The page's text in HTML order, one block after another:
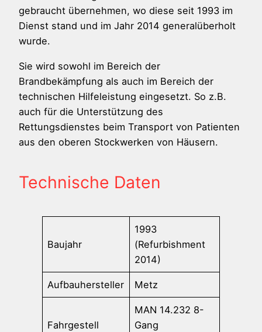
gebraucht übernehmen, wo diese seit 1993 im
Dienst stand und im Jahr 2014 generalüberholt
wurde.
Sie wird sowohl im Bereich der
Brandbekämpfung als auch im Bereich der
technischen Hilfeleistung eingesetzt. So z.B.
auch für die Unterstützung des
Rettungsdienstes beim Transport von Patienten
aus den oberen Stockwerken von Häusern.
Technische Daten
Baujahr
1993
(Refurbishment
2014)
Aufbauhersteller Metz
Fahrgestell
MAN 14.232 8-
Gang